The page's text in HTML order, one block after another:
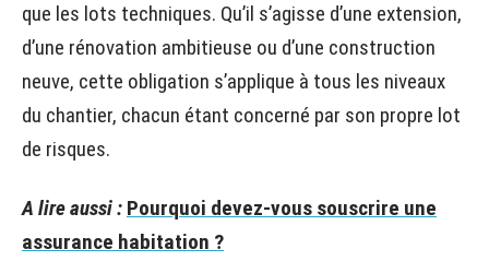
que les lots techniques. Qu’il s’agisse d’une extension,
d’une rénovation ambitieuse ou d’une construction
neuve, cette obligation s’applique à tous les niveaux
du chantier, chacun étant concerné par son propre lot
de risques.
A lire aussi : Pourquoi devez-vous souscrire une
assurance habitation ?